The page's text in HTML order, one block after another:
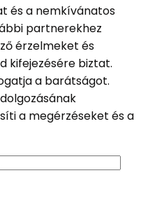
és a nemkívánatos
partnerekhez
érzelmeket és
kifejezésére biztat.
a barátságot.
a megérzéseket és a